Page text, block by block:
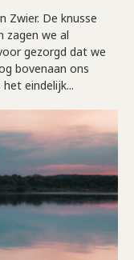
Zwier. De knusse
zagen we al
gezorgd dat we
bovenaan ons
het eindelijk...